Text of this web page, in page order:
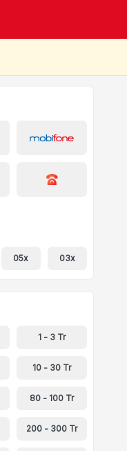
05x 03x
1 - 3 Tr
10 - 30 Tr
80 - 100 Tr
200 - 300 Tr